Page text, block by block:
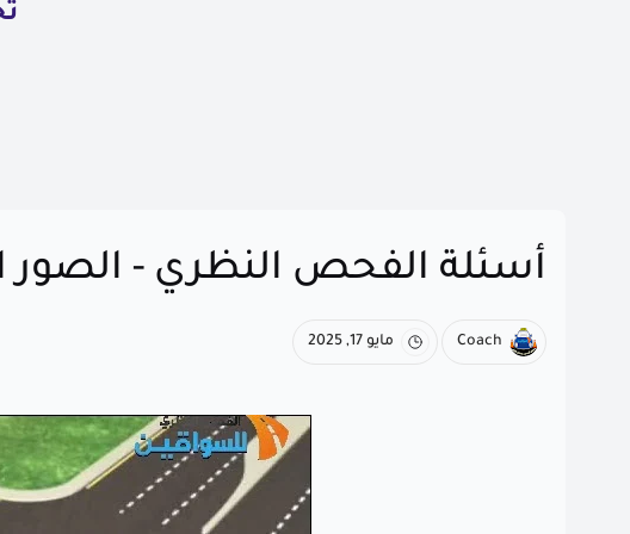
أسئلة الفحص النظري - الصور
Coach مايو 17, 2025